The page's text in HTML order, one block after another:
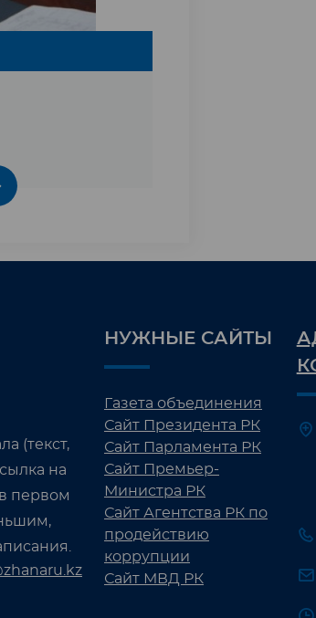
(текст,
на
первом
НУЖНЫЕ САЙТЫ
Газета объединения
Сайт Президента РК
Сайт Парламента РК
Сайт Премьер-
Министра РК
Сайт Агентства РК по
продействию
коррупции
Сайт МВД РК